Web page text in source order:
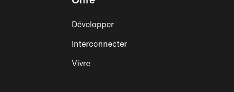
Développer
Interconnecter
Vivre